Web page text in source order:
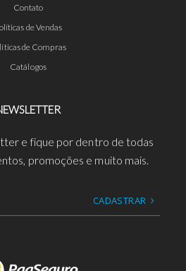
Contato
de Vendas
de Compras
Catálogos
e fique por dentro de todas
promoções e muito mais.
CADASTRAR